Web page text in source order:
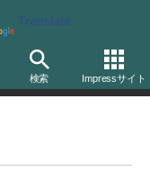
Translate
検索 Impressサイト